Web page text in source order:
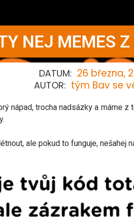
NEJ MEMES
DATUM: 26 března,
AUTOR: tým Bav se
nápad, trocha nadsázky a máme
ale pokud to funguje, nešahej